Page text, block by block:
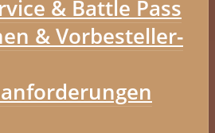
& Battle Pass
& Vorbesteller-